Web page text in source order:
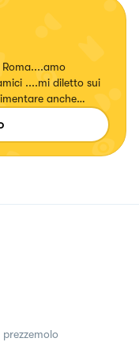
....mi diletto sui
Seguitemi!!!!